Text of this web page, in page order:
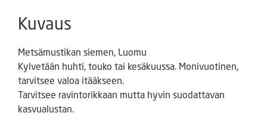
Kuvaus
Metsämustikan siemen, Luomu
Kylvetään huhti, touko tai kesäkuussa. Monivuotinen,
tarvitsee valoa itääkseen.
Tarvitsee ravintorikkaan mutta hyvin suodattavan
kasvualustan.